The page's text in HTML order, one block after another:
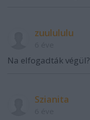
zuulululu
Na elfogadták végül?
Szianita